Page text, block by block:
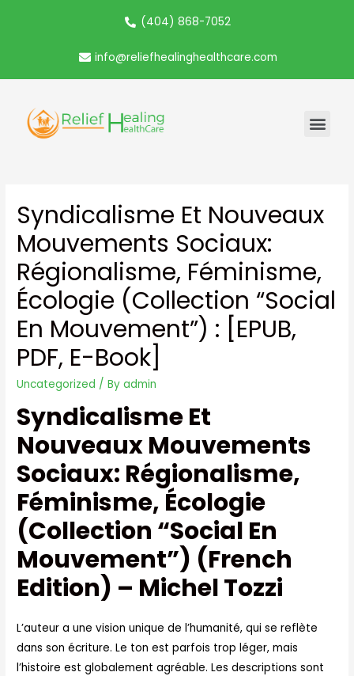
(404) 868-7052
info@reliefhealinghealthcare.com
Syndicalisme Et Nouveaux
Mouvements Sociaux:
Régionalisme, Féminisme,
Écologie (Collection “Social
En Mouvement”) : [EPUB,
PDF, E-Book]
Uncategorized / Byadmin
Syndicalisme Et
Nouveaux Mouvements
Sociaux: Régionalisme,
Féminisme, Écologie
(Collection “Social En
Mouvement”) (French
Edition) – Michel Tozzi
L’auteur a une vision unique de l’humanité, qui se reflète
dans son écriture. Le ton est parfois trop léger, mais
l’histoire est globalement agréable. Les descriptions sont